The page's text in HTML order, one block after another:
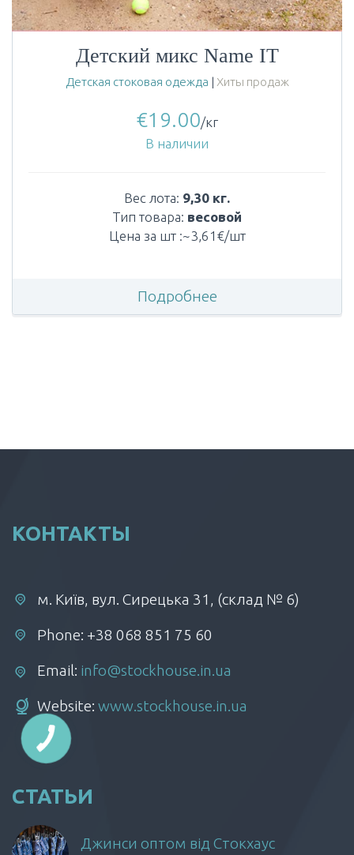
Детский микс Name IT
Детская стоковая одежда | Хиты продаж
€19.00/кг
В наличии
Вес лота: 9,30 кг.
Тип товара: весовой
Цена за шт :~3,61€/шт
Подробнее
КОНТАКТЫ
м. Київ, вул. Сирецька 31, (склад № 6)
Phone: +38 068 851 75 60
Email: info@stockhouse.in.ua
Website: www.stockhouse.in.ua
СТАТЬИ
Джинси оптом від Стокхаус